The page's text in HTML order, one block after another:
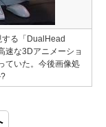
る「DualHead
速な3Dアニメーショ
ていた。今後画像処